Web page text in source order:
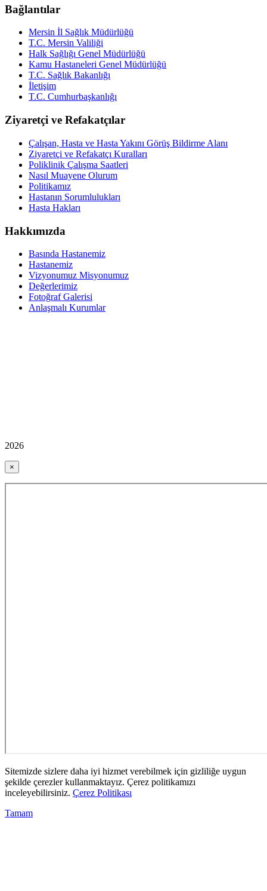
Bağlantılar
Mersin İl Sağlık Müdürlüğü
T.C. Mersin Valiliği
Halk Sağlığı Genel Müdürlüğü
Kamu Hastaneleri Genel Müdürlüğü
T.C. Sağlık Bakanlığı
İletişim
T.C. Cumhurbaşkanlığı
Ziyaretçi ve Refakatçılar
Çalışan, Hasta ve Hasta Yakını Görüş Bildirme Alanı
Ziyaretçi ve Refakatçı Kuralları
Poliklinik Çalışma Saatleri
Nasıl Muayene Olurum
Politikamız
Hastanın Sorumlulukları
Hasta Hakları
Hakkımızda
Basında Hastanemiz
Hastanemiz
Vizyonumuz Misyonumuz
Değerlerimiz
Fotoğraf Galerisi
Anlaşmalı Kurumlar
2026
×
Sitemizde sizlere daha iyi hizmet verebilmek için gizliliğe uygun
şekilde çerezler kullanmaktayız. Çerez politikamızı
inceleyebilirsiniz. Çerez Politikası
Tamam